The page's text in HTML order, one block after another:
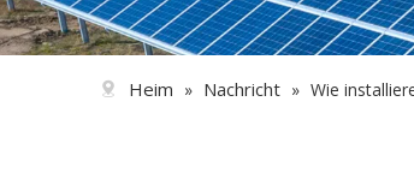
Heim » Nachricht » Wie